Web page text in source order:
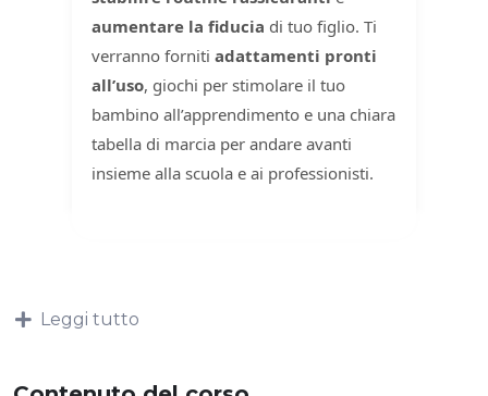
aumentare la fiducia di tuo figlio. Ti
verranno fornitiadattamenti pronti
all’uso, giochi per stimolare il tuo
bambino all’apprendimento e una chiara
tabella di marcia per andare avanti
insieme alla scuola e ai professionisti.
Leggi tutto